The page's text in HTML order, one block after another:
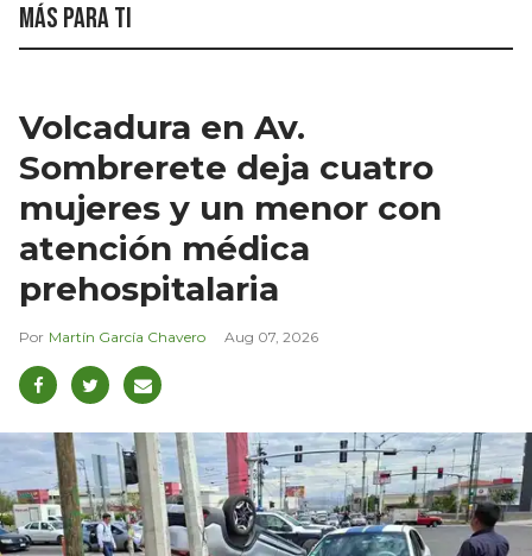
Más para ti
Volcadura en Av.
Sombrerete deja cuatro
mujeres y un menor con
atención médica
prehospitalaria
Martín García Chavero Aug 07, 2026